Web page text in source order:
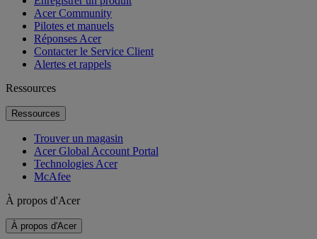
Acer Community
Pilotes et manuels
Réponses Acer
Contacter le Service Client
Alertes et rappels
Ressources
Ressources
Trouver un magasin
Acer Global Account Portal
Technologies Acer
McAfee
À propos d'Acer
À propos d'Acer